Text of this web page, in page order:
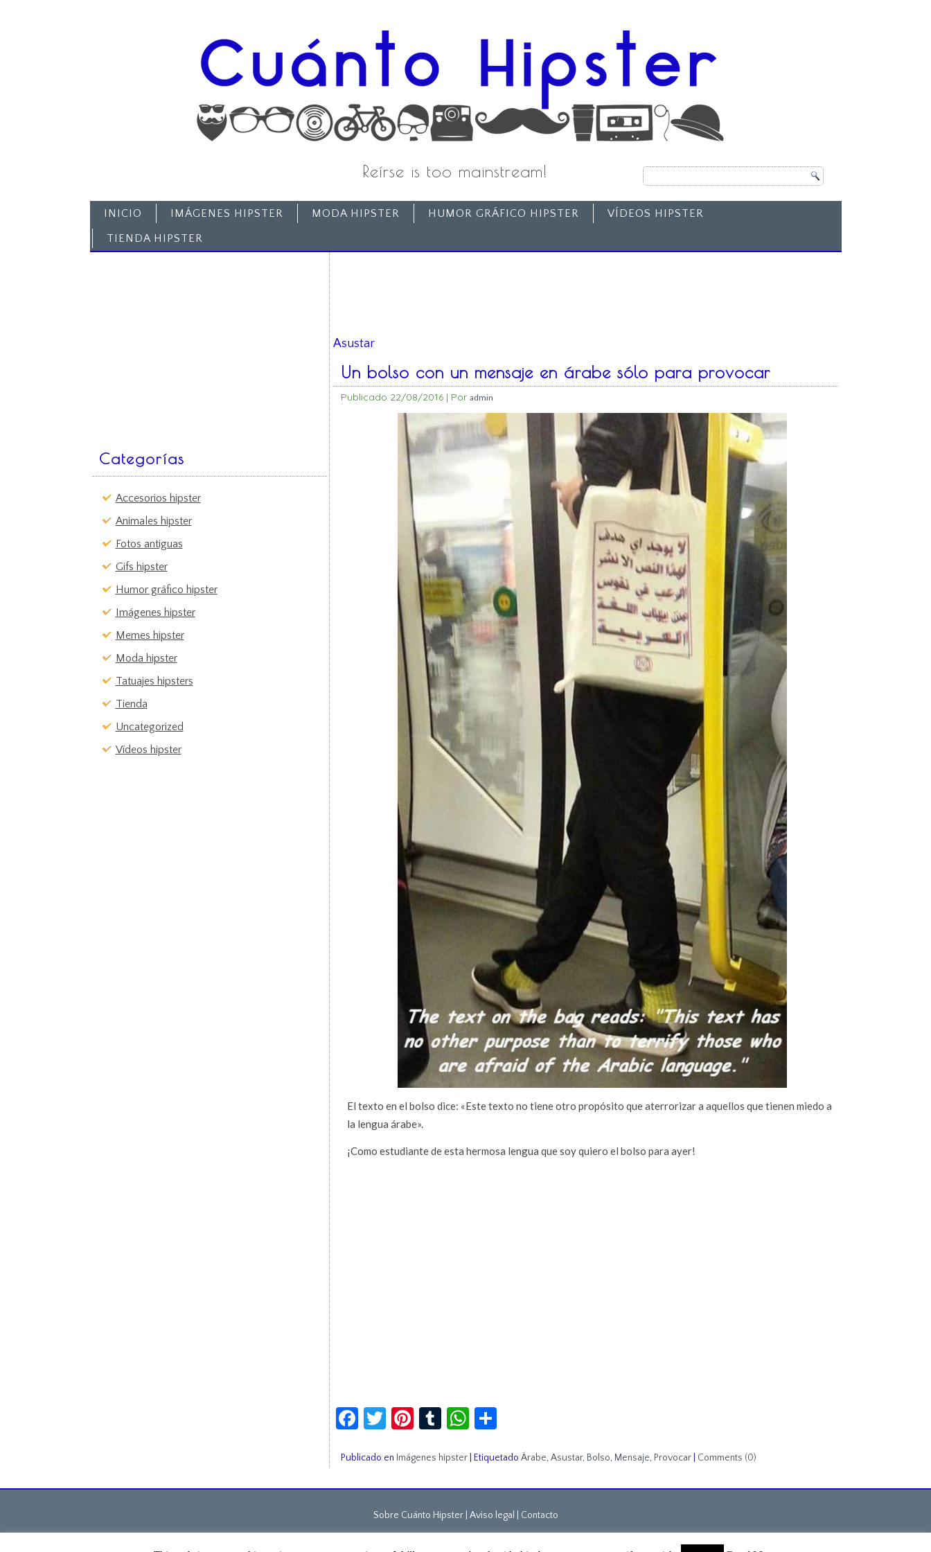
Reírse is too mainstream!
INICIO IMÁGENES HIPSTER MODA HIPSTER HUMOR GRÁFICO HIPSTER
VÍDEOS HIPSTER
TIENDA HIPSTER
Categorías
Accesorios hipster
Animales hipster
Fotos antiguas
Gifs hipster
Humor gráfico hipster
Imágenes hipster
Memes hipster
Moda hipster
Tatuajes hipsters
Tienda
Uncategorized
Vídeos hipster
Asustar
Un bolso con un mensaje en árabe sólo para provocar
Publicado 22/08/2016| Por admin
El texto en el bolso dice: «Este texto no tiene otro propósito que aterrorizar a aquellos que tienen miedo a
la lengua árabe».
¡Como estudiante de esta hermosa lengua que soy quiero el bolso para ayer!
Facebook
Twitter
Pinterest
TumblrWhatsApp
Compartir
Publicado en Imágenes hipster| Etiquetado Árabe, Asustar, Bolso, Mensaje, Provocar| Comments (0)
Sobre Cuánto Hipster | Aviso legal | Contacto